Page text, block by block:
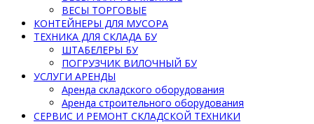
ВЕСЫ ТОРГОВЫЕ
КОНТЕЙНЕРЫ ДЛЯ МУСОРА
ТЕХНИКА ДЛЯ СКЛАДА БУ
ШТАБЕЛЕРЫ БУ
ПОГРУЗЧИК ВИЛОЧНЫЙ БУ
УСЛУГИ АРЕНДЫ
Аренда складского оборудования
Аренда строительного оборудования
СЕРВИС И РЕМОНТ СКЛАДСКОЙ ТЕХНИКИ